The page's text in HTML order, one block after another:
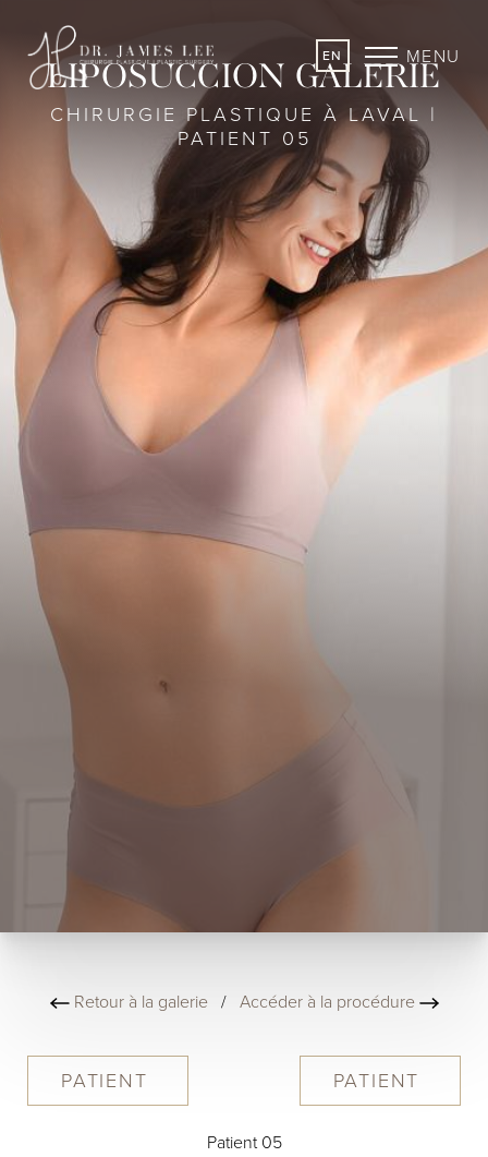
EN MENU
LIPOSUCCION GALERIE
CHIRURGIE PLASTIQUE À LAVAL |
PATIENT 05
Retour à la galerie/ Accéder à la procédure
PATIENT
Patient 05
PATIENT